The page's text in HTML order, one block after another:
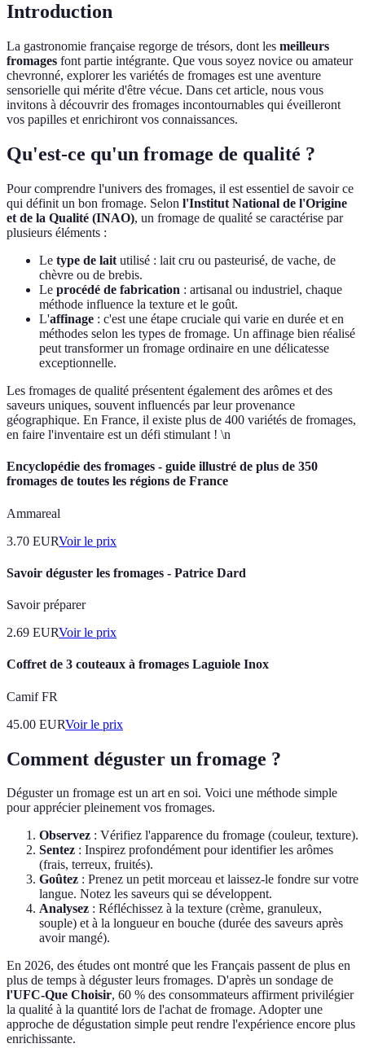
Introduction
La gastronomie française regorge de trésors, dont les meilleurs
fromages font partie intégrante. Que vous soyez novice ou amateur
chevronné, explorer les variétés de fromages est une aventure
sensorielle qui mérite d'être vécue. Dans cet article, nous vous
invitons à découvrir des fromages incontournables qui éveilleront
vos papilles et enrichiront vos connaissances.
Qu'est-ce qu'un fromage de qualité ?
Pour comprendre l'univers des fromages, il est essentiel de savoir ce
qui définit un bon fromage. Selon l'Institut National de l'Origine
et de la Qualité (INAO), un fromage de qualité se caractérise par
plusieurs éléments :
Le type de lait utilisé : lait cru ou pasteurisé, de vache, de
chèvre ou de brebis.
Le procédé de fabrication : artisanal ou industriel, chaque
méthode influence la texture et le goût.
L'affinage : c'est une étape cruciale qui varie en durée et en
méthodes selon les types de fromage. Un affinage bien réalisé
peut transformer un fromage ordinaire en une délicatesse
exceptionnelle.
Les fromages de qualité présentent également des arômes et des
saveurs uniques, souvent influencés par leur provenance
géographique. En France, il existe plus de 400 variétés de fromages,
en faire l'inventaire est un défi stimulant ! \n
Encyclopédie des fromages - guide illustré de plus de 350
fromages de toutes les régions de France
Ammareal
3.70 EURVoir le prix
Savoir déguster les fromages - Patrice Dard
Savoir préparer
2.69 EURVoir le prix
Coffret de 3 couteaux à fromages Laguiole Inox
Camif FR
45.00 EURVoir le prix
Comment déguster un fromage ?
Déguster un fromage est un art en soi. Voici une méthode simple
pour apprécier pleinement vos fromages.
Observez : Vérifiez l'apparence du fromage (couleur, texture).
Sentez : Inspirez profondément pour identifier les arômes
(frais, terreux, fruités).
Goûtez : Prenez un petit morceau et laissez-le fondre sur votre
langue. Notez les saveurs qui se développent.
Analysez : Réfléchissez à la texture (crème, granuleux,
souple) et à la longueur en bouche (durée des saveurs après
avoir mangé).
En 2026, des études ont montré que les Français passent de plus en
plus de temps à déguster leurs fromages. D'après un sondage de
l'UFC-Que Choisir, 60 % des consommateurs affirment privilégier
la qualité à la quantité lors de l'achat de fromage. Adopter une
approche de dégustation simple peut rendre l'expérience encore plus
enrichissante.